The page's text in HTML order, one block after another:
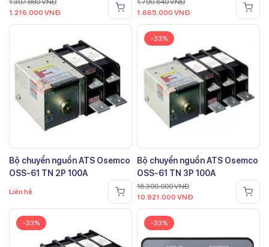
1.216.000 VNĐ
1.665.000 VNĐ
Bộ chuyển nguồn ATS Osemco
OSS-61 TN 2P 100A
Liên hệ
-33%
Bộ chuyển nguồn ATS Osemco
OSS-61 TN 3P 100A
16.300.000VNĐ
10.921.000 VNĐ
-33% -33%